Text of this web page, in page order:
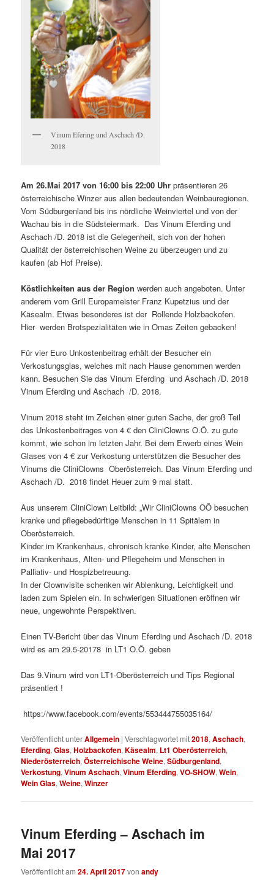
Vinum Efering und Aschach /D.
2018
Am 26.Mai 2017 von 16:00 bis 22:00 Uhr präsentieren 26
österreichische Winzer aus allen bedeutenden Weinbauregionen.
Vom Südburgenland bis ins nördliche Weinviertel und von der
Wachau bis in die Südsteiermark. Das Vinum Eferding und
Aschach /D. 2018 ist die Gelegenheit, sich von der hohen
Qualität der österreichischen Weine zu überzeugen und zu
kaufen (ab Hof Preise).
Köstlichkeiten aus der Region werden auch angeboten. Unter
anderem vom Grill Europameister Franz Kupetzius und der
Käsealm. Etwas besonderes ist der Rollende Holzbackofen.
Hier werden Brotspezialitäten wie in Omas Zeiten gebacken!
Für vier Euro Unkostenbeitrag erhält der Besucher ein
Verkostungsglas, welches mit nach Hause genommen werden
kann. Besuchen Sie das Vinum Eferding und Aschach /D. 2018
Vinum Eferding und Aschach /D. 2018.
Vinum 2018 steht im Zeichen einer guten Sache, der groß Teil
des Unkostenbeitrages von 4 € den CliniClowns O.Ö. zu gute
kommt, wie schon im letzten Jahr. Bei dem Erwerb eines Wein
Glases von 4 € zur Verkostung unterstützen die Besucher des
Vinums die CliniClowns Oberösterreich. Das Vinum Eferding und
Aschach /D. 2018 findet Heuer zum 9 mal statt.
Aus unserem CliniClown Leitbild: „Wir CliniClowns OÖ besuchen
kranke und pflegebedürftige Menschen in 11 Spitälern in
Oberösterreich.
Kinder im Krankenhaus, chronisch kranke Kinder, alte Menschen
im Krankenhaus, Alten- und Pflegeheim und Menschen in
Palliativ- und Hospizbetreuung.
In der Clownvisite schenken wir Ablenkung, Leichtigkeit und
laden zum Spielen ein. In schwierigen Situationen eröffnen wir
neue, ungewohnte Perspektiven.
Einen TV-Bericht über das Vinum Eferding und Aschach /D. 2018
wird es am 29.5-20178 in LT1 O.Ö. geben
Das 9.Vinum wird von LT1-Oberösterreich und Tips Regional
präsentiert !
https://www.facebook.com/events/553444755035164/
Veröffentlicht unterAllgemein |Verschlagwortet mit2018,Aschach,
Eferding,Glas,Holzbackofen,Käsealm, Lt1 Oberösterreich,
Niederösterreich,Österreichische Weine,Südburgenland,
Verkostung,Vinum Aschach,Vinum Eferding,VO-SHOW,Wein,
Wein Glas,Weine,Winzer
Vinum Eferding – Aschach im
Mai 2017
Veröffentlicht am24. April 2017vonandy